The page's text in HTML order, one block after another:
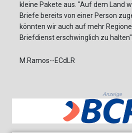
kleine Pakete aus. "Auf dem Land
Briefe bereits von einer Person
könnten wir auch auf mehr
Briefdienst erschwinglich zu
M.Ramos--ECdLR
Anzeige